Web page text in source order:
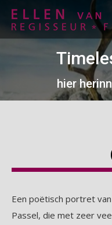
hier
Een poëtisch portret
Passel, die met zeer